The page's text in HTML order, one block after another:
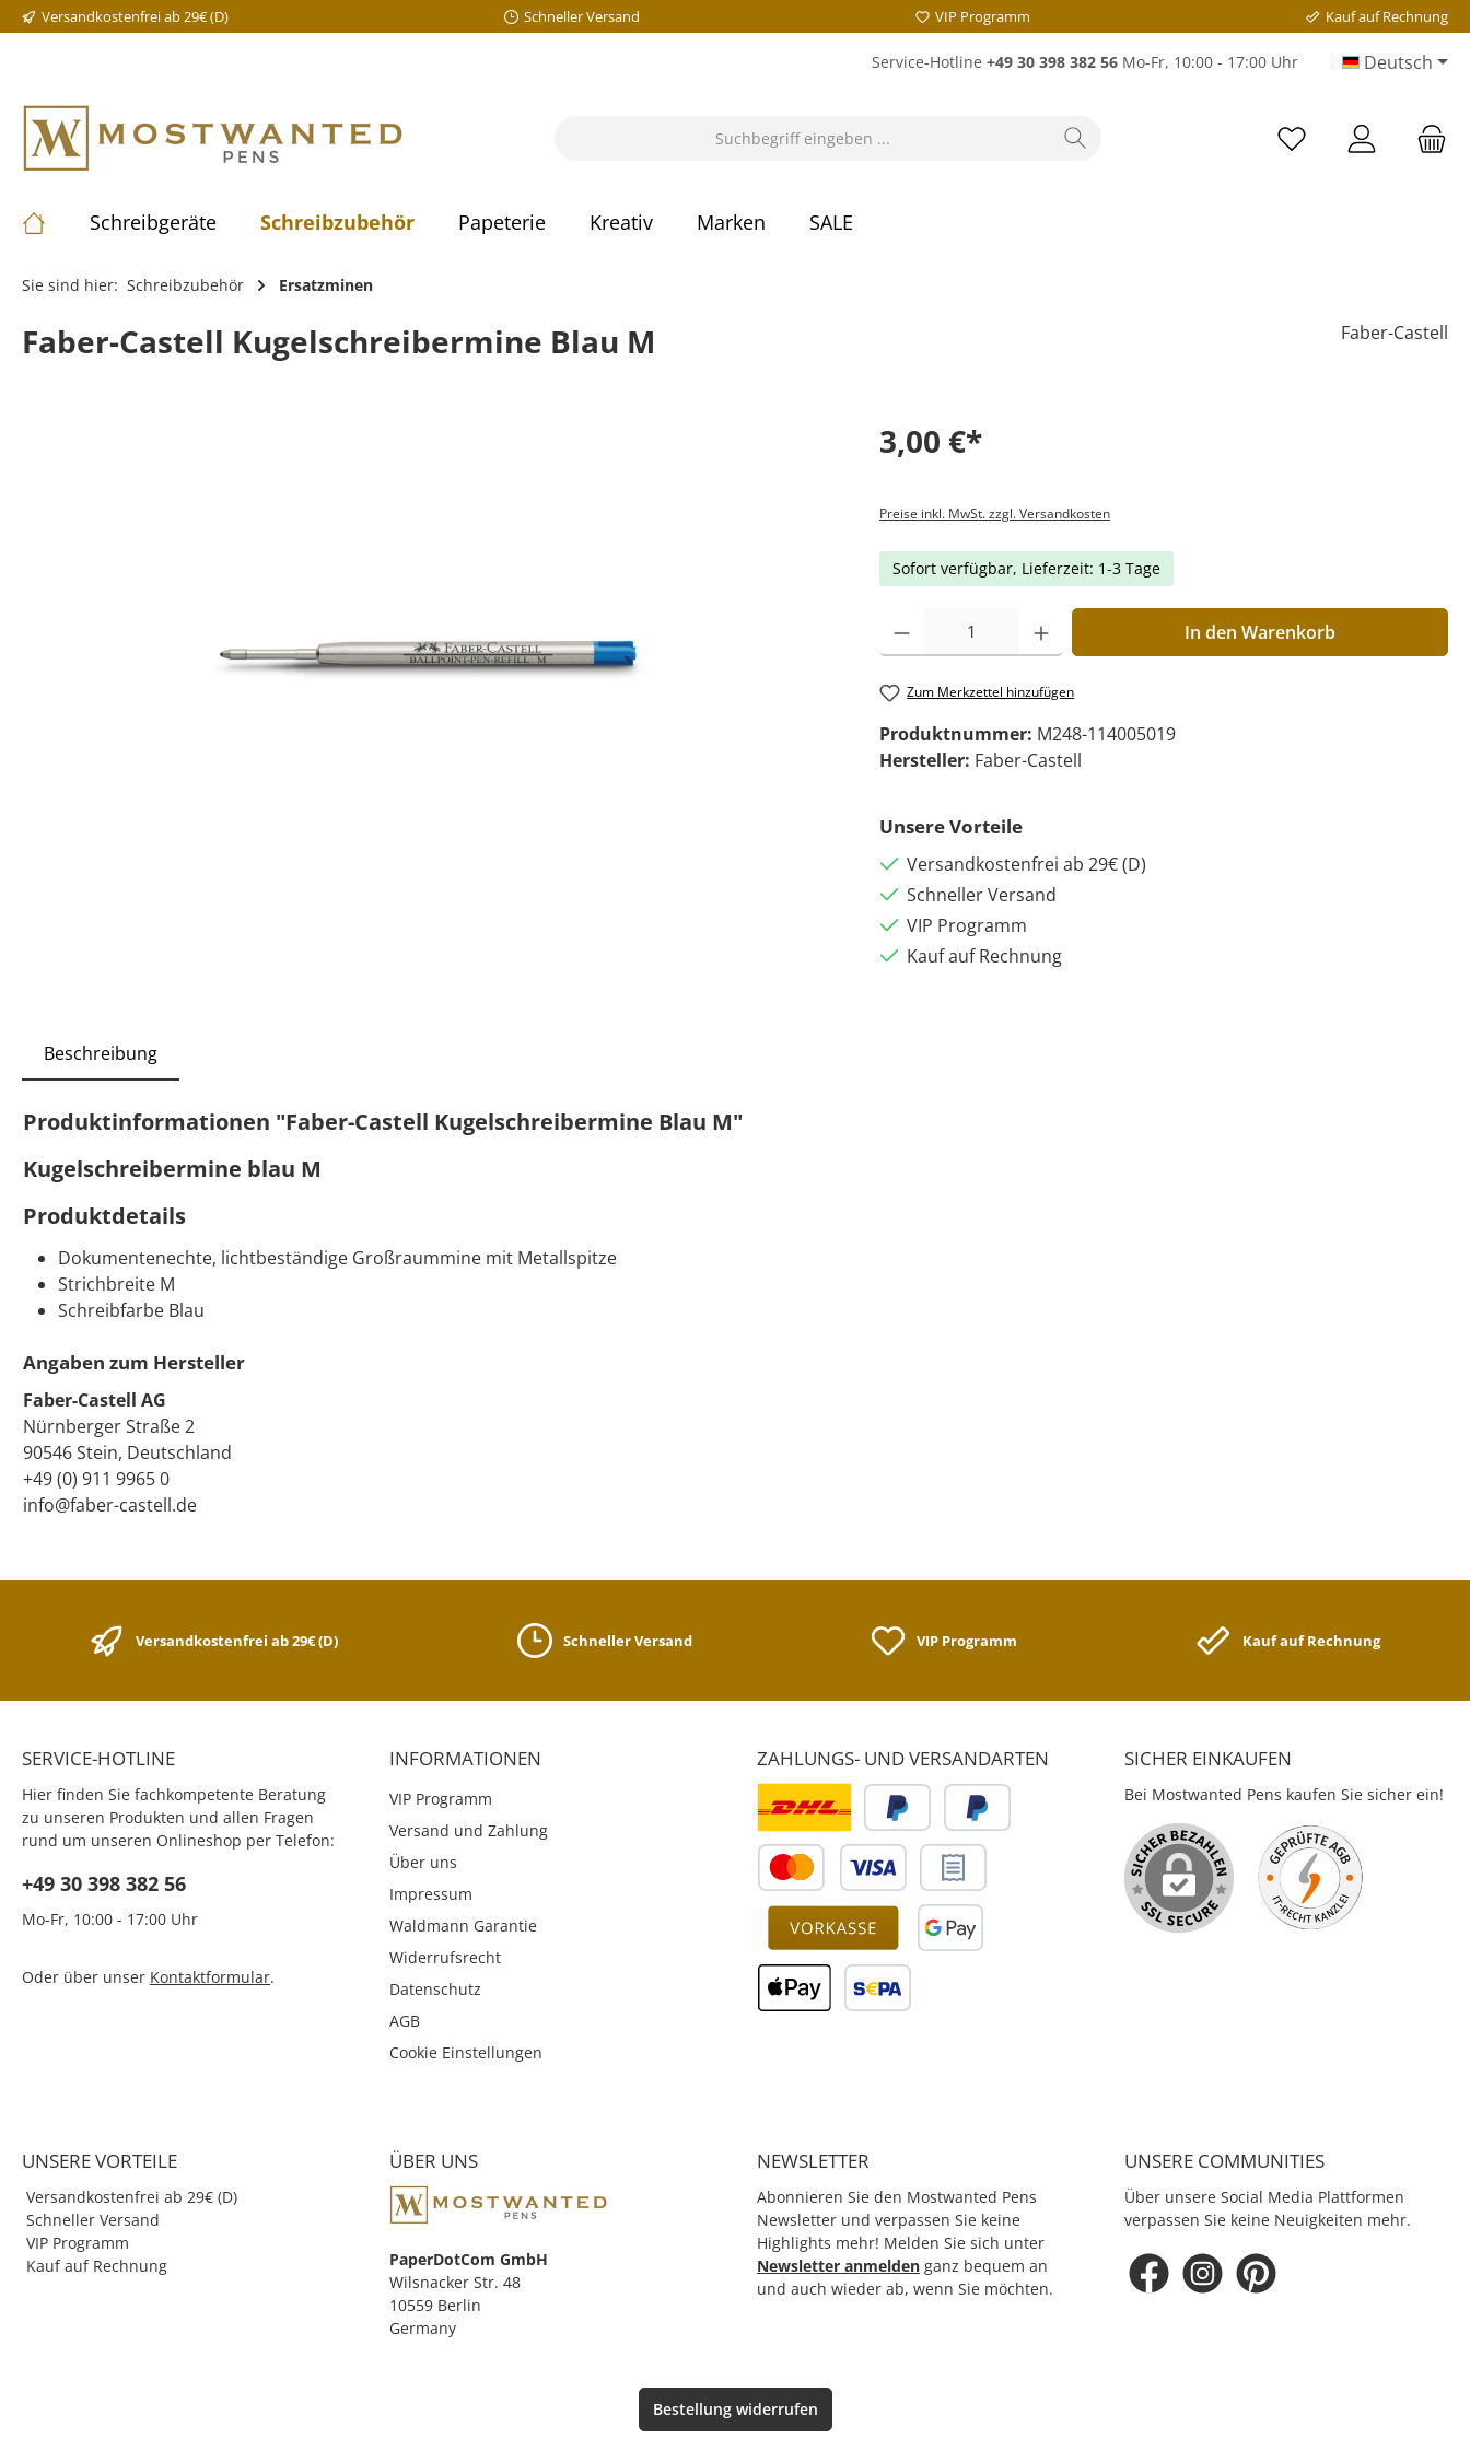
Versandkostenfrei ab 29€ (D) Schneller Versand VIP Programm Kauf auf Rechnung
Service-Hotline +49 30 398 382 56 Mo-Fr, 10:00 - 17:00 Uhr Deutsch
Schreibgeräte Schreibzubehör Papeterie Kreativ Marken SALE
Sie sind hier: Schreibzubehör Ersatzminen
Faber-Castell Kugelschreibermine Blau M Faber-Castell
3,00 €*
Preise inkl. MwSt. zzgl. Versandkosten
Sofort verfügbar, Lieferzeit: 1-3 Tage
In den Warenkorb
Zum Merkzettel hinzufügen
Produktnummer: M248-114005019
Hersteller: Faber-Castell
Unsere Vorteile
Versandkostenfrei ab 29€ (D)
Schneller Versand
VIP Programm
Kauf auf Rechnung
Beschreibung
Produktinformationen "Faber-Castell Kugelschreibermine Blau M"
Kugelschreibermine blau M
Produktdetails
Dokumentenechte, lichtbeständige Großraummine mit Metallspitze
Strichbreite M
Schreibfarbe Blau
Angaben zum Hersteller
Faber-Castell AG
Nürnberger Straße 2
90546 Stein, Deutschland
+49 (0) 911 9965 0
info@faber-castell.de
Versandkostenfrei ab 29€ (D) Schneller Versand VIP Programm Kauf auf Rechnung
SERVICE-HOTLINE
Hier finden Sie fachkompetente Beratung
zu unseren Produkten und allen Fragen
rund um unseren Onlineshop per Telefon:
+49 30 398 382 56
Mo-Fr, 10:00 - 17:00 Uhr
Oder über unser Kontaktformular.
INFORMATIONEN
VIP Programm
Versand und Zahlung
Über uns
Impressum
Waldmann Garantie
Widerrufsrecht
Datenschutz
AGB
Cookie Einstellungen
ZAHLUNGS- UND VERSANDARTEN SICHER EINKAUFEN
Bei Mostwanted Pens kaufen Sie sicher ein!
UNSERE VORTEILE
Versandkostenfrei ab 29€ (D)
Schneller Versand
VIP Programm
Kauf auf Rechnung
ÜBER UNS
PaperDotCom GmbH
Wilsnacker Str. 48
10559 Berlin
Germany
NEWSLETTER
Abonnieren Sie den Mostwanted Pens
Newsletter und verpassen Sie keine
Highlights mehr! Melden Sie sich unter
Newsletter anmelden ganz bequem an
und auch wieder ab, wenn Sie möchten.
UNSERE COMMUNITIES
Über unsere Social Media Plattformen
verpassen Sie keine Neuigkeiten mehr.
Bestellung widerrufen